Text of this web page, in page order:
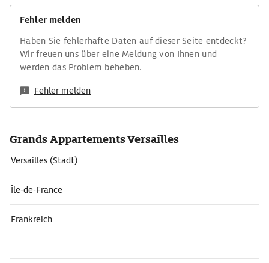
Fehler melden
Haben Sie fehlerhafte Daten auf dieser Seite entdeckt?
Wir freuen uns über eine Meldung von Ihnen und
werden das Problem beheben.
Fehler melden
Grands Appartements Versailles
Versailles (Stadt)
Île-de-France
Frankreich